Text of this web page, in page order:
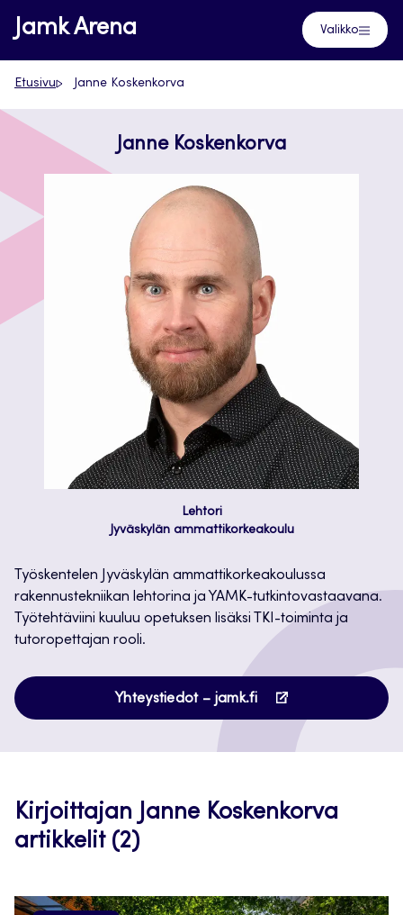
Siirry
suoraan
sisältöön
Jamk Arena Valikko
Etusivu Janne Koskenkorva
Janne Koskenkorva
Lehtori
Jyväskylän ammattikorkeakoulu
Työskentelen Jyväskylän ammattikorkeakoulussa
rakennustekniikan lehtorina ja YAMK-tutkintovastaavana.
Työtehtäviini kuuluu opetuksen lisäksi TKI-toiminta ja
tutoropettajan rooli.
Yhteystiedot – jamk.fi
Avautuu
uuteen
välilehteen
Kirjoittajan Janne Koskenkorva
artikkelit (2)